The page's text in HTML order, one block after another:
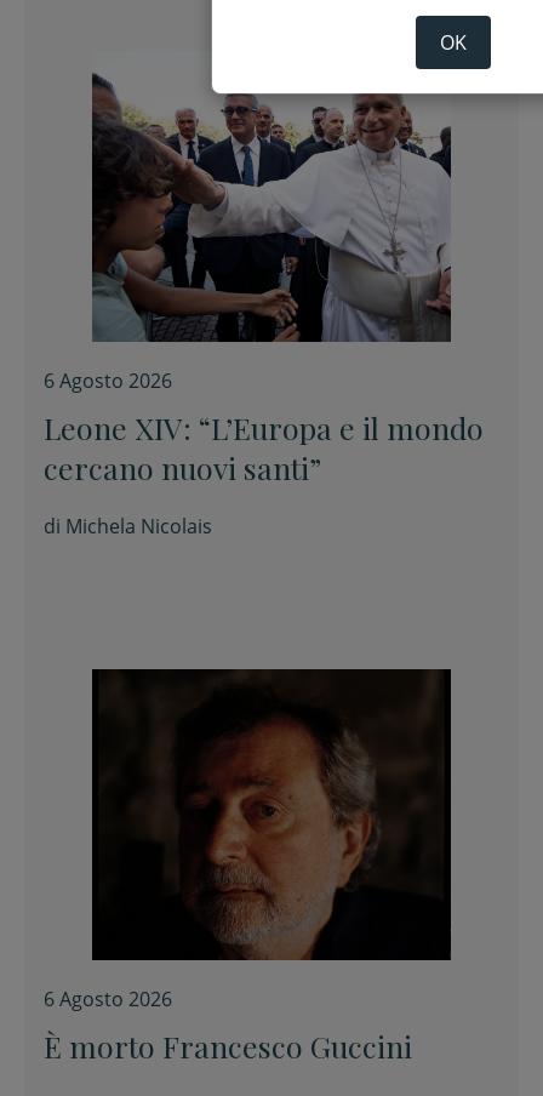
6 Agosto 2026
Leone XIV: “L’Europa e il mondo
cercano nuovi santi”
di Michela Nicolais
6 Agosto 2026
È morto Francesco Guccini
OK